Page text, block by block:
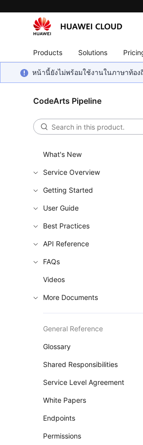
Products Solutions
หน้านี้ยังไม่พร้อมใช้งานในภาษาท้อ
CodeArts Pipeline
What's New
Service Overview
Getting Started
User Guide
Best Practices
API Reference
FAQs
Videos
More Documents
General Reference
Glossary
Shared Responsibilities
Service Level Agreement
White Papers
Endpoints
Permissions